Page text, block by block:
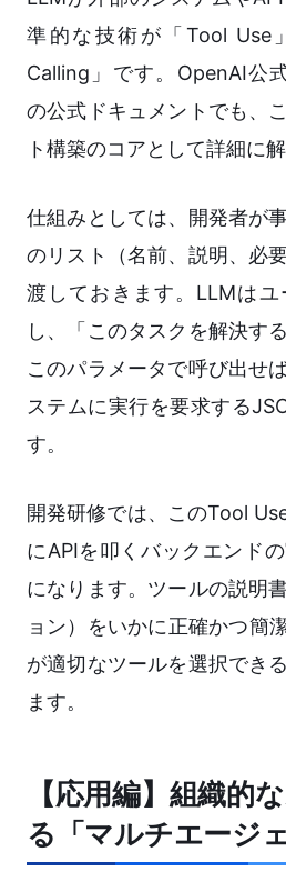
準的な技術が「Tool Use
Calling」です。OpenAI公
の公式ドキュメントでも、
ト構築のコアとして詳細に
仕組みとしては、開発者が
のリスト（名前、説明、必
渡しておきます。LLMは
し、「このタスクを解決す
このパラメータで呼び出せ
ステムに実行を要求する
す。
開発研修では、このTool
にAPIを叩くバックエンド
になります。ツールの説明
ョン）をいかに正確かつ簡
が適切なツールを選択でき
ます。
【応用編】組織的
る「マルチエージ